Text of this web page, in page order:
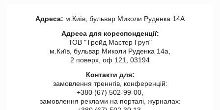
Адреса: м.Київ, бульвар Миколи Руденка 14А
Адреса для кореспонденції:
ТОВ "Tрейд Мастер Груп"
м.Київ, бульвар Миколи Руденка 14а,
2 поверх, оф 121, 03194
Контакти для:
замовлення треннгів, конференцій:
+380 (67) 502-99-00,
замовлення реклами на порталі, журналах: